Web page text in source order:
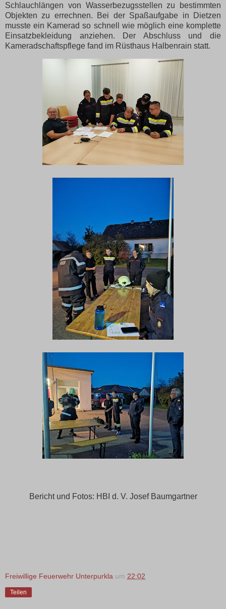
Schlauchlängen von Wasserbezugsstellen zu bestimmten
Objekten zu errechnen. Bei der Spaßaufgabe in Dietzen
musste ein Kamerad so schnell wie möglich eine komplette
Einsatzbekleidung anziehen. Der Abschluss und die
Kameradschaftspflege fand im Rüsthaus Halbenrain statt.
Bericht und Fotos: HBI d. V. Josef Baumgartner
Freiwillige Feuerwehr Unterpurkla um 22:02
Teilen